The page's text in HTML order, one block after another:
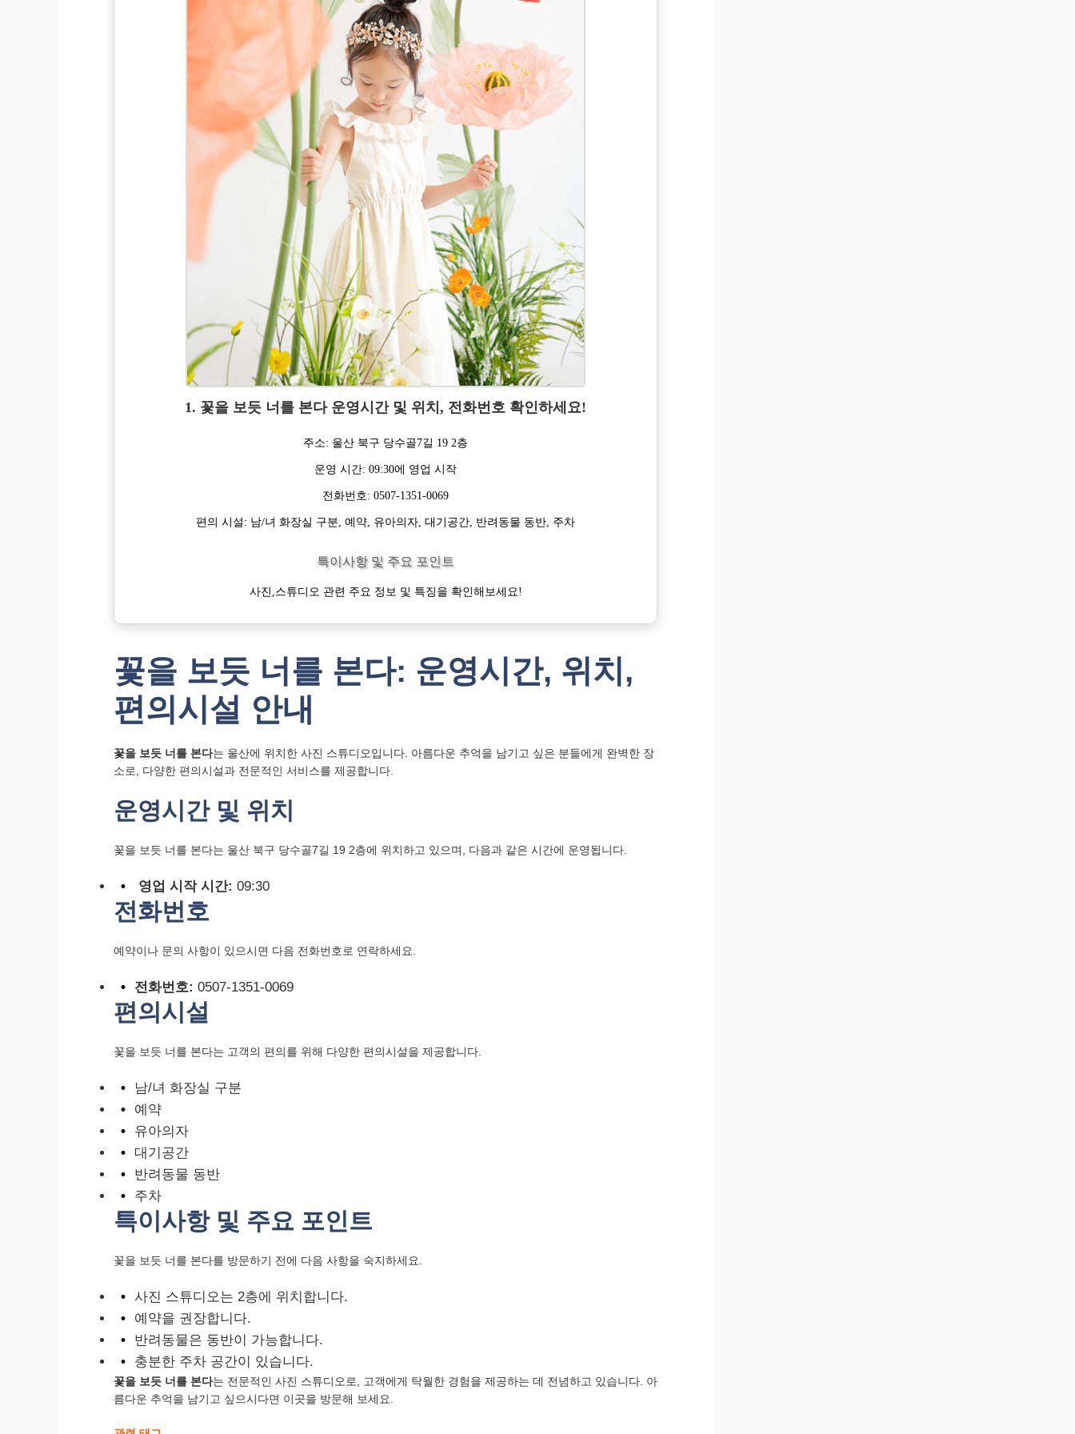
1. 꽃을 보듯 너를 본다 운영시간 및 위치, 전화번호 확인하세요!
주소: 울산 북구 당수골7길 19 2층
운영 시간: 09:30에 영업 시작
전화번호: 0507-1351-0069
편의 시설: 남/녀 화장실 구분, 예약, 유아의자, 대기공간, 반려동물 동반, 주차
특이사항 및 주요 포인트
사진,스튜디오 관련 주요 정보 및 특징을 확인해보세요!
꽃을 보듯 너를 본다: 운영시간, 위치,
편의시설 안내
꽃을 보듯 너를 본다는 울산에 위치한 사진 스튜디오입니다. 아름다운 추억을 남기고 싶은 분들에게 완벽한 장
소로, 다양한 편의시설과 전문적인 서비스를 제공합니다.
운영시간 및 위치
꽃을 보듯 너를 본다는 울산 북구 당수골7길 19 2층에 위치하고 있으며, 다음과 같은 시간에 운영됩니다.
영업 시작 시간: 09:30
전화번호
예약이나 문의 사항이 있으시면 다음 전화번호로 연락하세요.
전화번호: 0507-1351-0069
편의시설
꽃을 보듯 너를 본다는 고객의 편의를 위해 다양한 편의시설을 제공합니다.
남/녀 화장실 구분
예약
유아의자
대기공간
반려동물 동반
주차
특이사항 및 주요 포인트
꽃을 보듯 너를 본다를 방문하기 전에 다음 사항을 숙지하세요.
사진 스튜디오는 2층에 위치합니다.
예약을 권장합니다.
반려동물은 동반이 가능합니다.
충분한 주차 공간이 있습니다.
꽃을 보듯 너를 본다는 전문적인 사진 스튜디오로, 고객에게 탁월한 경험을 제공하는 데 전념하고 있습니다. 아
름다운 추억을 남기고 싶으시다면 이곳을 방문해 보세요.